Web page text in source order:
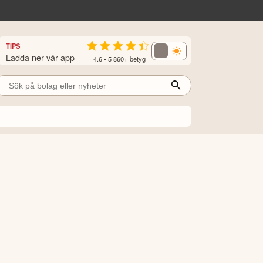
TIPS
Ladda ner vår app 4.6 • 5 860+ betyg